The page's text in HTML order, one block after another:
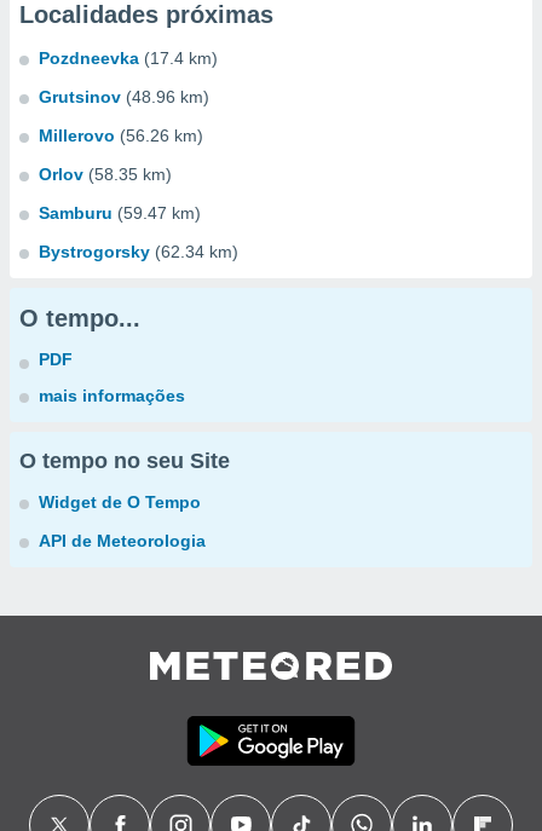
Localidades próximas
Pozdneevka (17.4 km)
Grutsinov (48.96 km)
Millerovo (56.26 km)
Orlov (58.35 km)
Samburu (59.47 km)
Bystrogorsky (62.34 km)
O tempo...
PDF
mais informações
O tempo no seu Site
Widget de O Tempo
API de Meteorologia